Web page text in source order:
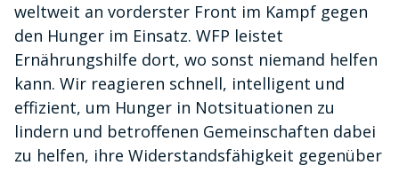
minute,
10
seconds
weltweit an vorderster Front im Kampf gegen
den Hunger im Einsatz. WFP leistet
Ernährungshilfe dort, wo sonst niemand helfen
kann. Wir reagieren schnell, intelligent und
effizient, um Hunger in Notsituationen zu
lindern und betroffenen Gemeinschaften dabei
zu helfen, ihre Widerstandsfähigkeit gegenüber